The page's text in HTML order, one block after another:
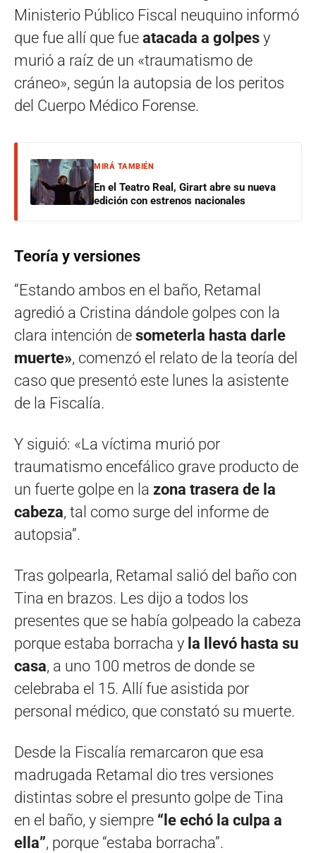
Ministerio Público Fiscal neuquino informó
que fue allí que fue atacada a golpes y
murió a raíz de un «traumatismo de
cráneo», según la autopsia de los peritos
del Cuerpo Médico Forense.
MIRÁ TAMBIÉN
En el Teatro Real, Girart abre su nueva
edición con estrenos nacionales
Teoría y versiones
“Estando ambos en el baño, Retamal
agredió a Cristina dándole golpes con la
clara intención de someterla hasta darle
muerte», comenzó el relato de la teoría del
caso que presentó este lunes la asistente
de la Fiscalía.
Y siguió: «La víctima murió por
traumatismo encefálico grave producto de
un fuerte golpe en la zona trasera de la
cabeza, tal como surge del informe de
autopsia”.
Tras golpearla, Retamal salió del baño con
Tina en brazos. Les dijo a todos los
presentes que se había golpeado la cabeza
porque estaba borracha y la llevó hasta su
casa, a uno 100 metros de donde se
celebraba el 15. Allí fue asistida por
personal médico, que constató su muerte.
Desde la Fiscalía remarcaron que esa
madrugada Retamal dio tres versiones
distintas sobre el presunto golpe de Tina
en el baño, y siempre “le echó la culpa a
ella”, porque “estaba borracha”.